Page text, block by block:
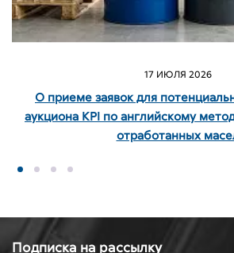
17 ИЮЛЯ 2026
О приеме заявок для
аукциона KPI по английскому
отработанных
Подписка на рассылку